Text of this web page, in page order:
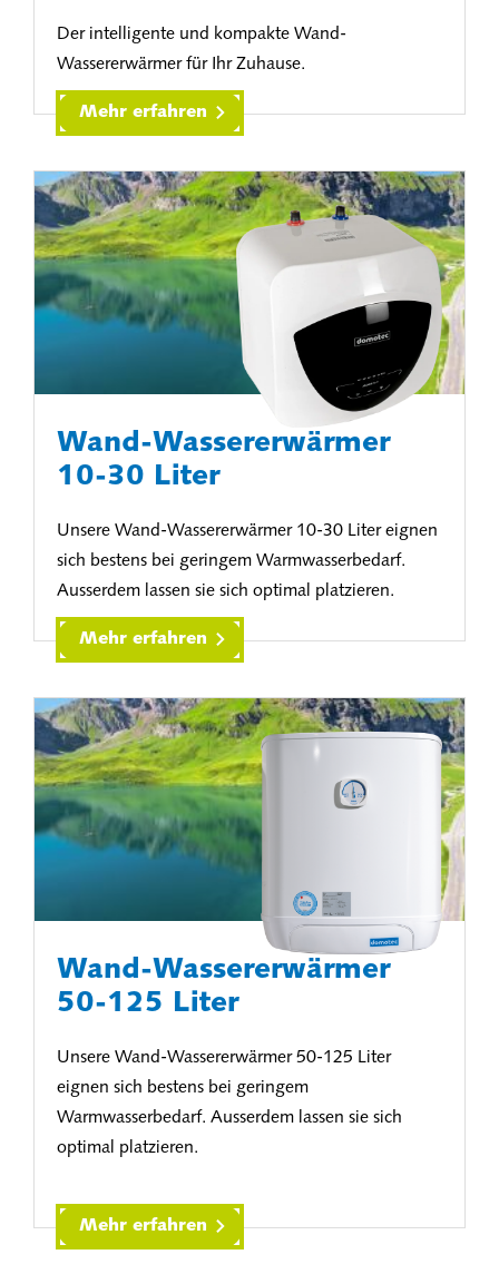
Der intelligente und kompakte Wand-
Wassererwärmer für Ihr Zuhause.
Mehr erfahren
Wand-Wassererwärmer
10-30 Liter
Unsere Wand-Wassererwärmer 10-30 Liter eignen
sich bestens bei geringem Warmwasserbedarf.
Ausserdem lassen sie sich optimal platzieren.
Mehr erfahren
Wand-Wassererwärmer
50-125 Liter
Unsere Wand-Wassererwärmer 50-125 Liter
eignen sich bestens bei geringem
Warmwasserbedarf. Ausserdem lassen sie sich
optimal platzieren.
Mehr erfahren